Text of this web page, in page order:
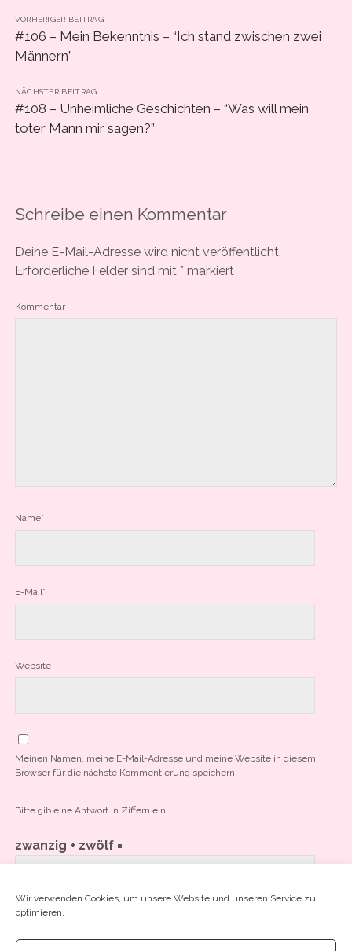
Wir verwenden Cookies, um unsere Website und unseren Service zu
optimieren.
VORHERIGER BEITRAG
#106 – Mein Bekenntnis – “Ich stand zwischen zwei
Männern”
NÄCHSTER BEITRAG
#108 – Unheimliche Geschichten – “Was will mein
toter Mann mir sagen?”
Schreibe einen Kommentar
Deine E-Mail-Adresse wird nicht veröffentlicht.
Erforderliche Felder sind mit * markiert
Kommentar
Name*
E-Mail*
Website
Meinen Namen, meine E-Mail-Adresse und meine Website in diesem
Browser für die nächste Kommentierung speichern.
Bitte gib eine Antwort in Ziffern ein:
zwanzig + zwölf =